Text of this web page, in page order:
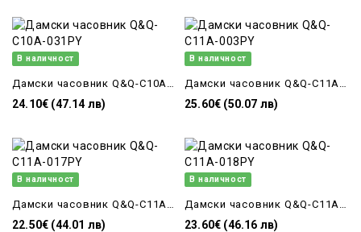
В наличност
24.10€ (47.14 лв)
В наличност
25.60€ (50.07 лв)
В наличност
22.50€ (44.01 лв)
В наличност
23.60€ (46.16 лв)